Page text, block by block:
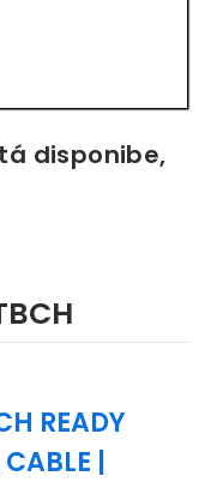
disponibe,
READY
|